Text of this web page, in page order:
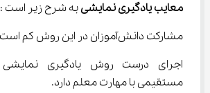
معایب یادگیری نمایشی به شرح زیر است :
مشارکت دانش‌آموزان در این روش کم است.
اجرای درست روش یادگیری نمایشی
مستقیمی با مهارت معلم دارد.